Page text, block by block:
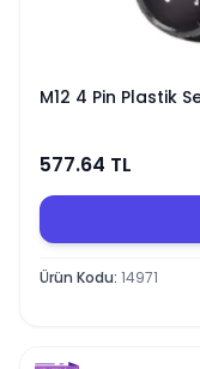
M12 4 Pin Plastik
577.64 TL
Ürün Kodu: 14971